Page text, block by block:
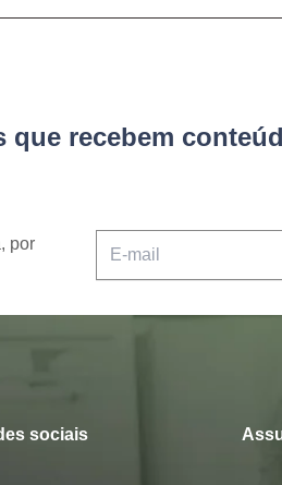
que recebem
por
sociais